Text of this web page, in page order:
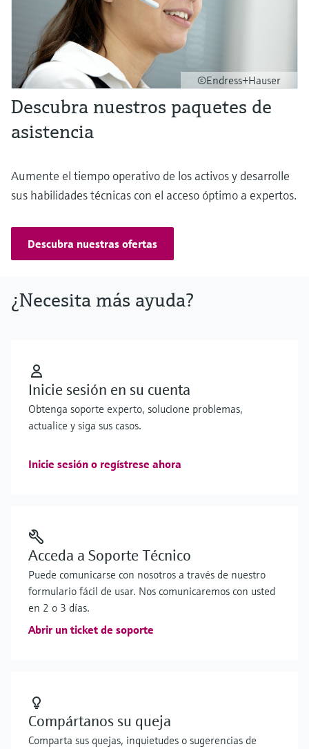
©Endress+Hauser
Descubra nuestros paquetes de
asistencia
Aumente el tiempo operativo de los activos y desarrolle
sus habilidades técnicas con el acceso óptimo a expertos.
Descubra nuestras ofertas
¿Necesita más ayuda?
Inicie sesión en su cuenta
Obtenga soporte experto, solucione problemas,
actualice y siga sus casos.
Inicie sesión o regístrese ahora
Acceda a Soporte Técnico
Puede comunicarse con nosotros a través de nuestro
formulario fácil de usar. Nos comunicaremos con usted
en 2 o 3 días.
Abrir un ticket de soporte
Compártanos su queja
Comparta sus quejas, inquietudes o sugerencias de